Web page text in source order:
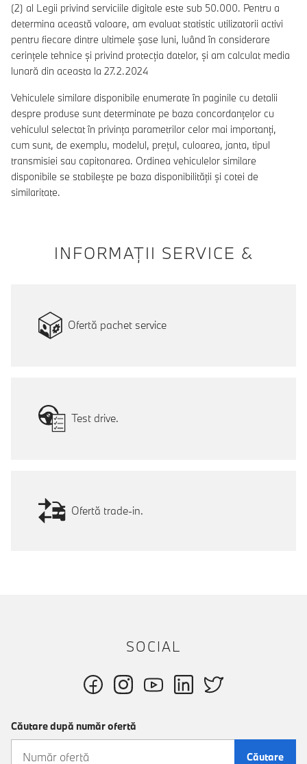
(2) al Legii privind serviciile digitale este sub 50.000. Pentru a
determina această valoare, am evaluat statistic utilizatorii activi
pentru fiecare dintre ultimele șase luni, luând în considerare
cerințele tehnice și privind protecția datelor, și am calculat media
lunară din aceasta la 27.2.2024
Vehiculele similare disponibile enumerate în paginile cu detalii
despre produse sunt determinate pe baza concordanțelor cu
vehiculul selectat în privința parametrilor celor mai importanți,
cum sunt, de exemplu, modelul, prețul, culoarea, janta, tipul
transmisiei sau capitonarea. Ordinea vehiculelor similare
disponibile se stabilește pe baza disponibilității și cotei de
similaritate.
INFORMAŢII SERVICE &
Ofertă pachet service
Test drive.
Ofertă trade-in.
SOCIAL
Căutare după număr ofertă
Căutare